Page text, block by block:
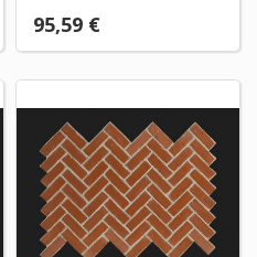
95,59 €